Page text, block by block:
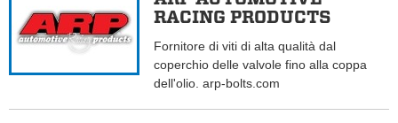
RACING PRODUCTS
Fornitore di viti di alta qualità dal
coperchio delle valvole fino alla coppa
dell'olio. arp-bolts.com